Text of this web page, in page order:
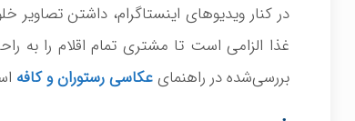
در کنار ویدیوهای اینستاگرام، داشتن
غذا الزامی است تا مشتری تمام اقلام را به
بررسی‌شده در راهنمایعکاسی رستوران و کافه